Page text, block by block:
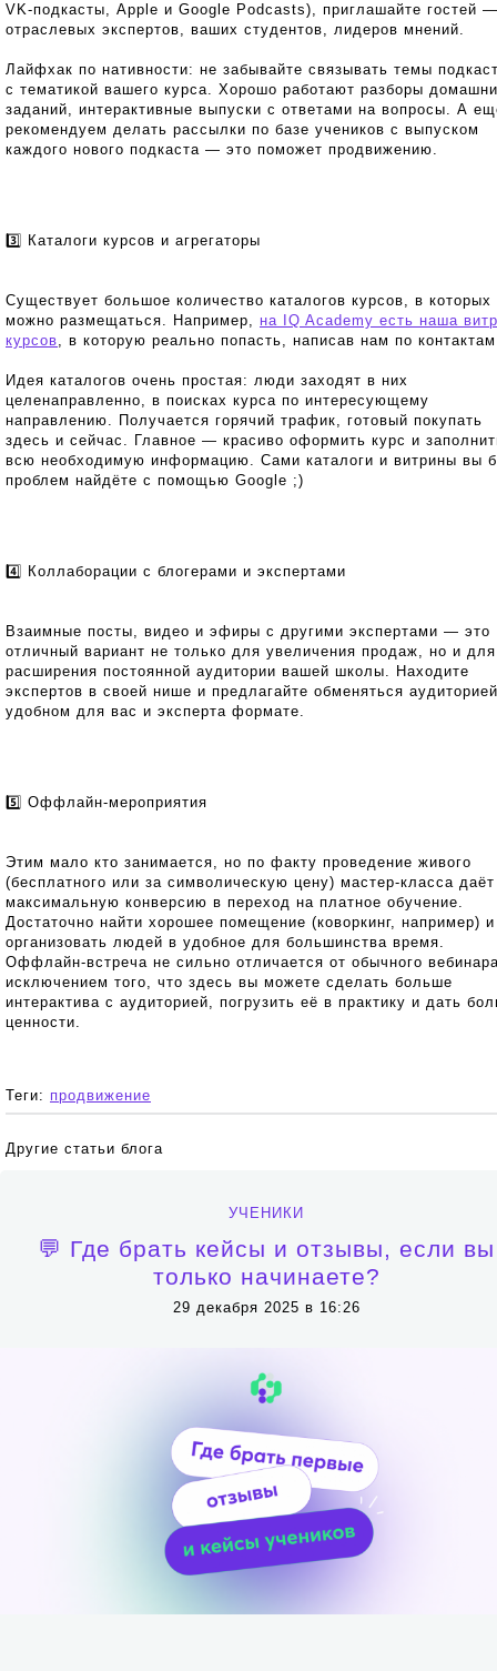
VK-подкасты, Apple и Google Podcasts), приглашайте гостей —
отраслевых экспертов, ваших студентов, лидеров мнений.
Лайфхак по нативности: не забывайте связывать темы
с тематикой вашего курса. Хорошо работают разборы
заданий, интерактивные выпуски с ответами на вопросы. А
рекомендуем делать рассылки по базе учеников с выпуском
каждого нового подкаста — это поможет продвижению.
3️⃣ Каталоги курсов и агрегаторы
Существует большое количество каталогов курсов, в которых
можно размещаться. Например, на IQ Academy есть наша
курсов, в которую реально попасть, написав нам по
Идея каталогов очень простая: люди заходят в них
целенаправленно, в поисках курса по интересующему
направлению. Получается горячий трафик, готовый покупать
здесь и сейчас. Главное — красиво оформить курс и
всю необходимую информацию. Сами каталоги и витрины вы
проблем найдёте с помощью Google ;)
4️⃣ Коллаборации с блогерами и экспертами
Взаимные посты, видео и эфиры с другими экспертами — это
отличный вариант не только для увеличения продаж, но и для
расширения постоянной аудитории вашей школы. Находите
экспертов в своей нише и предлагайте обменяться
удобном для вас и эксперта формате.
5️⃣ Оффлайн-мероприятия
Этим мало кто занимается, но по факту проведение живого
(бесплатного или за символическую цену) мастер-класса даёт
максимальную конверсию в переход на платное обучение.
Достаточно найти хорошее помещение (коворкинг, например) и
организовать людей в удобное для большинства время.
Оффлайн-встреча не сильно отличается от обычного
исключением того, что здесь вы можете сделать больше
интерактива с аудиторией, погрузить её в практику и дать
ценности.
Теги: продвижение
Другие статьи блога
УЧЕНИКИ
💬 Где брать кейсы и отзывы, если вы
только начинаете?
29 декабря 2025 в 16:26